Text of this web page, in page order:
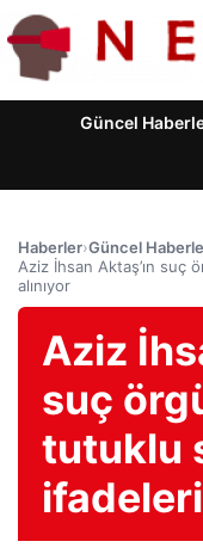
Güncel
Haberler›Güncel
Aziz İhsan Aktaş’ın suç
alınıyor
Aziz
suç
tutuklu
ifadeleri